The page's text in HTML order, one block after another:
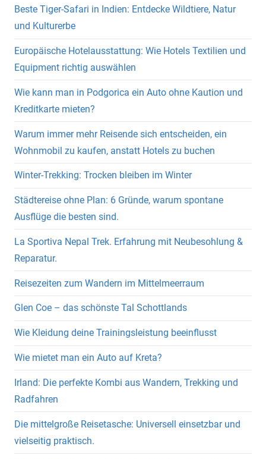
Beste Tiger-Safari in Indien: Entdecke Wildtiere, Natur
und Kulturerbe
Europäische Hotelausstattung: Wie Hotels Textilien und
Equipment richtig auswählen
Wie kann man in Podgorica ein Auto ohne Kaution und
Kreditkarte mieten?
Warum immer mehr Reisende sich entscheiden, ein
Wohnmobil zu kaufen, anstatt Hotels zu buchen
Winter-Trekking: Trocken bleiben im Winter
Städtereise ohne Plan: 6 Gründe, warum spontane
Ausflüge die besten sind.
La Sportiva Nepal Trek. Erfahrung mit Neubesohlung &
Reparatur.
Reisezeiten zum Wandern im Mittelmeerraum
Glen Coe – das schönste Tal Schottlands
Wie Kleidung deine Trainingsleistung beeinflusst
Wie mietet man ein Auto auf Kreta?
Irland: Die perfekte Kombi aus Wandern, Trekking und
Radfahren
Die mittelgroße Reisetasche: Universell einsetzbar und
vielseitig praktisch.